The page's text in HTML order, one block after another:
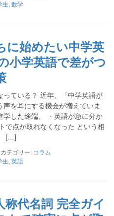
生 数学
に始めたい中学英
小学英語で差がつ
ている？ 近年、「中学英語が
声を耳にする機会が増えていま
学した途端、 ・英語が急に分か
で点が取れなくなった という相
[…]
カテゴリー: コラム
生, 英語
称代名詞 完全ガイ